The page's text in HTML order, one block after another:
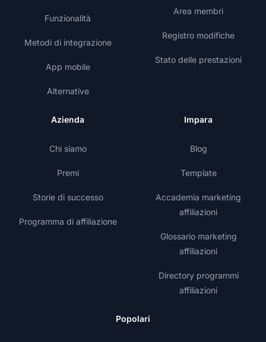
Funzionalità
Metodi di integrazione
App mobile
Alternative
Area membri
Registro modifiche
Stato delle prestazioni
Azienda
Chi siamo
Premi
Storie di successo
Programma di affiliazione
Impara
Blog
Template
Accademia marketing
affiliazioni
Glossario marketing
affiliazioni
Directory programmi
affiliazioni
Popolari